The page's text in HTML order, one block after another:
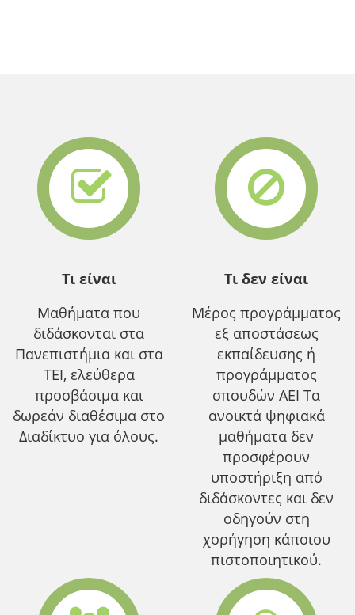
Τι είναι
Μαθήματα που
διδάσκονται στα
Πανεπιστήμια και στα
ΤΕΙ, ελεύθερα
προσβάσιμα και
δωρεάν διαθέσιμα στο
Διαδίκτυο για όλους.
Τι δεν είναι
Μέρος προγράμματος
εξ αποστάσεως
εκπαίδευσης ή
προγράμματος
σπουδών ΑΕΙ Τα
ανοικτά ψηφιακά
μαθήματα δεν
προσφέρουν
υποστήριξη από
διδάσκοντες και δεν
οδηγούν στη
χορήγηση κάποιου
πιστοποιητικού.